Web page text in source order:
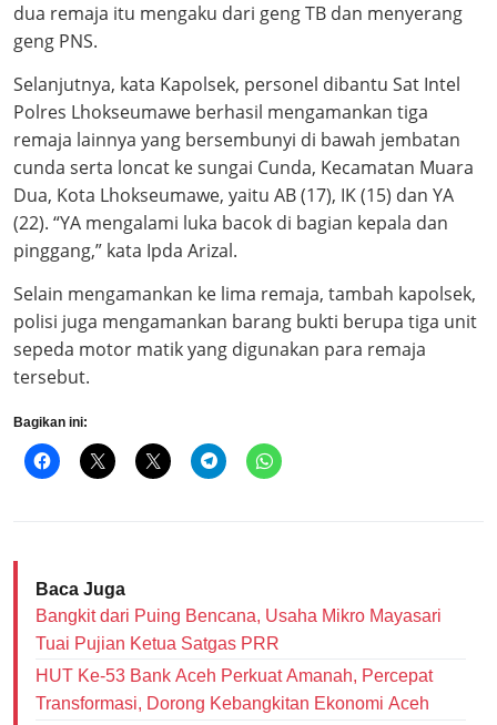
dua remaja itu mengaku dari geng TB dan menyerang
geng PNS.
Selanjutnya, kata Kapolsek, personel dibantu Sat Intel
Polres Lhokseumawe berhasil mengamankan tiga
remaja lainnya yang bersembunyi di bawah jembatan
cunda serta loncat ke sungai Cunda, Kecamatan Muara
Dua, Kota Lhokseumawe, yaitu AB (17), IK (15) dan YA
(22). “YA mengalami luka bacok di bagian kepala dan
pinggang,” kata Ipda Arizal.
Selain mengamankan ke lima remaja, tambah kapolsek,
polisi juga mengamankan barang bukti berupa tiga unit
sepeda motor matik yang digunakan para remaja
tersebut.
Bagikan ini:
Baca Juga
Bangkit dari Puing Bencana, Usaha Mikro Mayasari
Tuai Pujian Ketua Satgas PRR
HUT Ke-53 Bank Aceh Perkuat Amanah, Percepat
Transformasi, Dorong Kebangkitan Ekonomi Aceh